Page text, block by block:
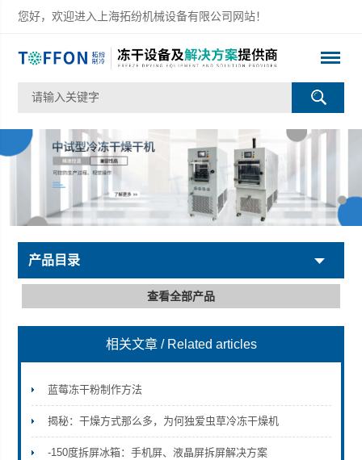
您好，欢迎进入上海拓纷机械设备有限公司网站！
上海拓纷机械设备有限公司
产品目录
查看全部产品
相关文章 / Related articles
蓝莓冻干粉制作方法
揭秘：干燥方式那么多，为何独爱虫草冷冻干燥机
-150度拆屏冰箱：手机屏、液晶屏拆屏解决方案